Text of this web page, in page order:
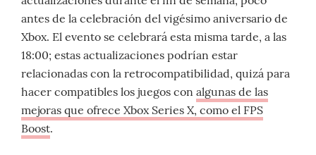
antes de la celebración del vigésimo aniversario de
Xbox. El evento se celebrará esta misma tarde, a las
18:00; estas actualizaciones podrían estar
relacionadas con la retrocompatibilidad, quizá para
hacer compatibles los juegos con algunas de las
mejoras que ofrece Xbox Series X, como el FPS
Boost.